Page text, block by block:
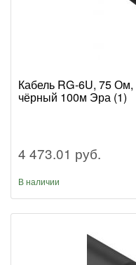
Кабель RG-6U, 75 Ом,
чёрный 100м Эра (1)
4 473.01 руб.
В наличии